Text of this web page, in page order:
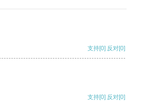
支持[0] 反对[0]
支持[0] 反对[0]